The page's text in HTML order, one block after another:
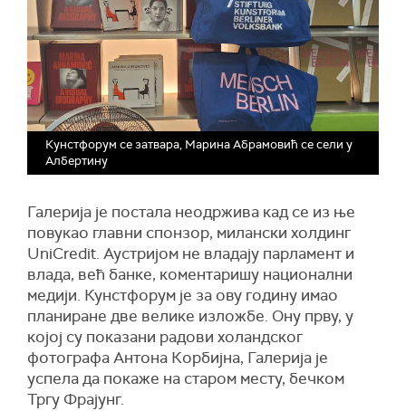
Кунстфорум се затвара, Марина Абрамовић се сели у
Албертину
Галерија је постала неодржива кад се из ње
повукао главни спонзор, милански холдинг
UniCredit. Аустријом не владају парламент и
влада, већ банке, коментаришу национални
медији. Кунстфорум је за ову годину имао
планиране две велике изложбе. Ону прву, у
којој су показани радови холандског
фотографа Антона Корбијна, Галерија је
успела да покаже на старом месту, бечком
Тргу Фрајунг.